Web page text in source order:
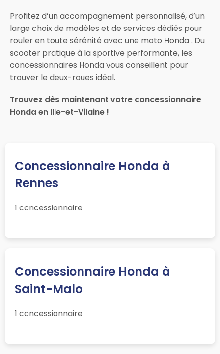
Profitez d’un accompagnement personnalisé, d’un
large choix de modèles et de services dédiés pour
rouler en toute sérénité avec une moto Honda . Du
scooter pratique à la sportive performante, les
concessionnaires Honda vous conseillent pour
trouver le deux-roues idéal.
Trouvez dès maintenant votre concessionnaire
Honda en Ille-et-Vilaine !
Concessionnaire Honda à
Rennes
1 concessionnaire
Concessionnaire Honda à
Saint-Malo
1 concessionnaire